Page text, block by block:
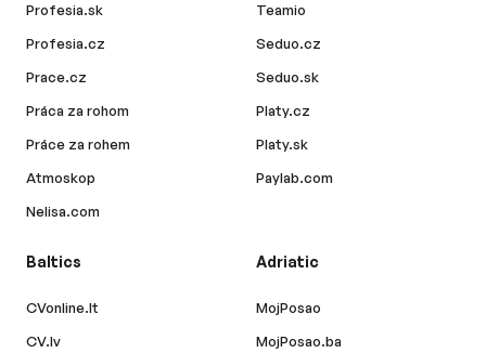
Profesia.sk
Profesia.cz
Prace.cz
Práca za rohom
Práce za rohem
Atmoskop
Nelisa.com
Teamio
Seduo.cz
Seduo.sk
Platy.cz
Platy.sk
Paylab.com
Baltics
CVonline.lt
CV.lv
Adriatic
MojPosao
MojPosao.ba